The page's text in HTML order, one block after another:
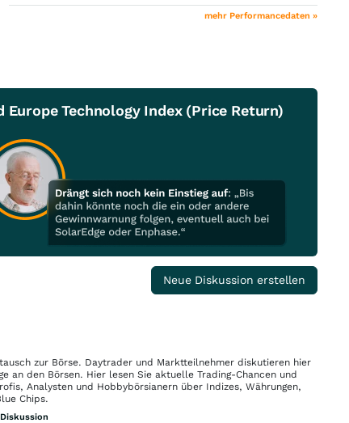
mehr Performancedaten »
Europe Technology Index (Price Return)
Neue Diskussion erstellen
zur Börse. Daytrader und Marktteilnehmer diskutieren hier
an den Börsen. Hier lesen Sie aktuelle Trading-Chancen und
Analysten und Hobbybörsianern über Indizes, Währungen,
Chips.